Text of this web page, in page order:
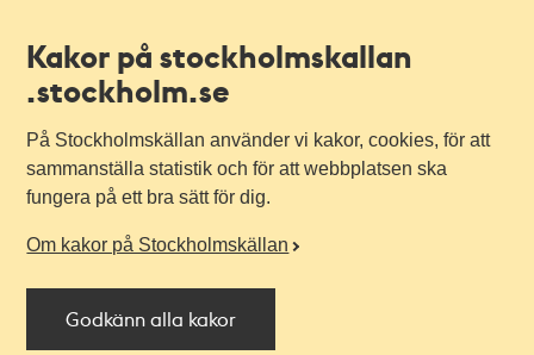
Kakor på stockholmskallan
.stockholm.se
På Stockholmskällan använder vi kakor, cookies, för att
sammanställa statistik och för att webbplatsen ska
fungera på ett bra sätt för dig.
Om kakor på Stockholmskällan
Godkänn alla kakor